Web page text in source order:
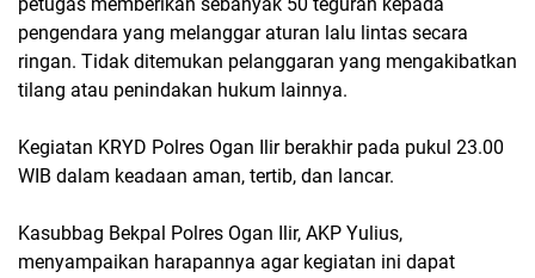
pengendara yang melanggar aturan lalu lintas secara
ringan. Tidak ditemukan pelanggaran yang mengakibatkan
tilang atau penindakan hukum lainnya.
Kegiatan KRYD Polres Ogan Ilir berakhir pada pukul 23.00
WIB dalam keadaan aman, tertib, dan lancar.
Kasubbag Bekpal Polres Ogan Ilir, AKP Yulius,
menyampaikan harapannya agar kegiatan ini dapat